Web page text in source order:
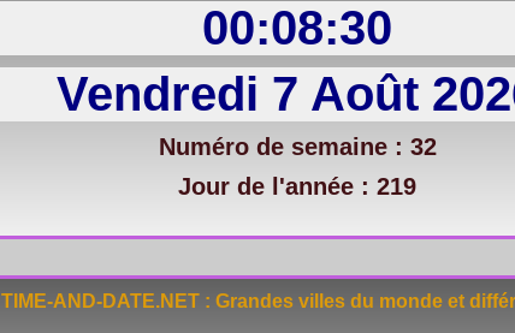
00:08:30
Vendredi 7 Août
Numéro de semaine : 32
Jour de l'année : 219
TIME-AND-DATE.NET : Grandes villes du monde et